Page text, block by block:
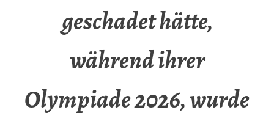
geschadet hätte,
während ihrer
Olympiade 2026, wurde